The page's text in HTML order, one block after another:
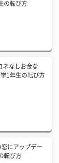
の転び方
ネなしお金な
1年生の転び方
にアップデー
転び方